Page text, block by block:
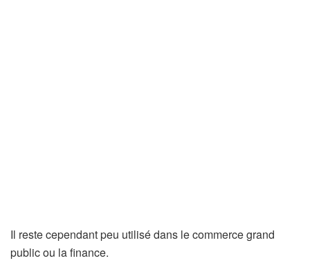
Il reste cependant peu utilisé dans le commerce grand
public ou la finance.